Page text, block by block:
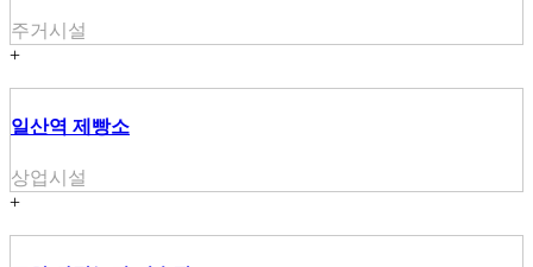
주거시설
+
일산역 제빵소
상업시설
+